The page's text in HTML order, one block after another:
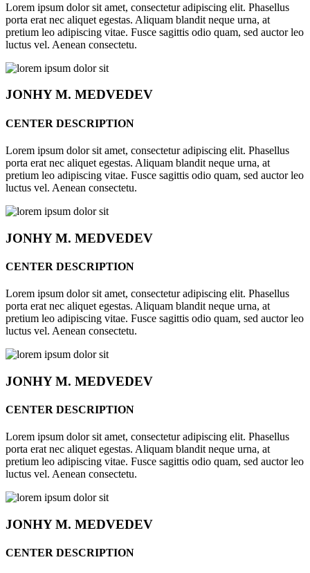
Lorem ipsum dolor sit amet, consectetur adipiscing elit. Phasellus
porta erat nec aliquet egestas. Aliquam blandit neque urna, at
pretium leo adipiscing vitae. Fusce sagittis odio quam, sed auctor leo
luctus vel. Aenean consectetu.
JONHYM. MEDVEDEV
CENTER DESCRIPTION
Lorem ipsum dolor sit amet, consectetur adipiscing elit. Phasellus
porta erat nec aliquet egestas. Aliquam blandit neque urna, at
pretium leo adipiscing vitae. Fusce sagittis odio quam, sed auctor leo
luctus vel. Aenean consectetu.
JONHYM. MEDVEDEV
CENTER DESCRIPTION
Lorem ipsum dolor sit amet, consectetur adipiscing elit. Phasellus
porta erat nec aliquet egestas. Aliquam blandit neque urna, at
pretium leo adipiscing vitae. Fusce sagittis odio quam, sed auctor leo
luctus vel. Aenean consectetu.
JONHYM. MEDVEDEV
CENTER DESCRIPTION
Lorem ipsum dolor sit amet, consectetur adipiscing elit. Phasellus
porta erat nec aliquet egestas. Aliquam blandit neque urna, at
pretium leo adipiscing vitae. Fusce sagittis odio quam, sed auctor leo
luctus vel. Aenean consectetu.
JONHYM. MEDVEDEV
CENTER DESCRIPTION